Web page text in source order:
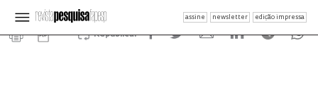
assine newsletter edição impressa
Republicar